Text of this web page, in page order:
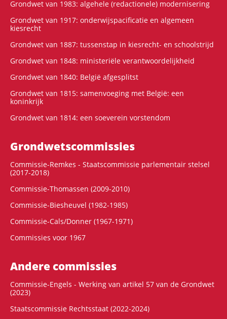
Grondwet van 1983: algehele (redactionele) modernisering
Grondwet van 1917: onderwijspacificatie en algemeen
kiesrecht
Grondwet van 1887: tussenstap in kiesrecht- en schoolstrijd
Grondwet van 1848: ministeriële verantwoordelijkheid
Grondwet van 1840: België afgesplitst
Grondwet van 1815: samenvoeging met België: een
koninkrijk
Grondwet van 1814: een soeverein vorstendom
Grondwets­commissies
Commissie-Remkes - Staatscommissie parlementair stelsel
(2017-2018)
Commissie-Thomassen (2009-2010)
Commissie-Biesheuvel (1982-1985)
Commissie-Cals/Donner (1967-1971)
Commissies voor 1967
Andere commissies
Commissie-Engels - Werking van artikel 57 van de Grondwet
(2023)
Staatscommissie Rechtsstaat (2022-2024)